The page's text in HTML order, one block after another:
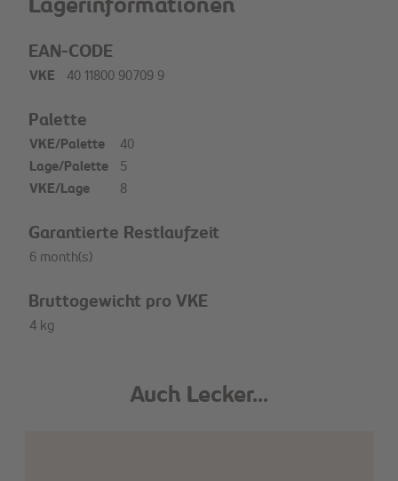
Lagerinformationen
EAN-CODE
VKE 40 11800 90709 9
Palette
VKE/Palette
40
Lage/Palette
5
VKE/Lage
8
Garantierte Restlaufzeit
6 month(s)
Bruttogewicht pro VKE
4 kg
Auch Lecker...